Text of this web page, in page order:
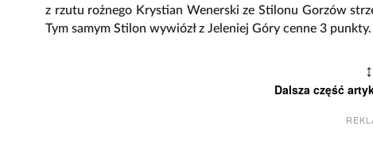
z rzutu rożnego Krystian Wenerski ze Stilonu Gorzów
Tym samym Stilon wywiózł z Jeleniej Góry cenne 3 punkty.
↕
Dalsza część